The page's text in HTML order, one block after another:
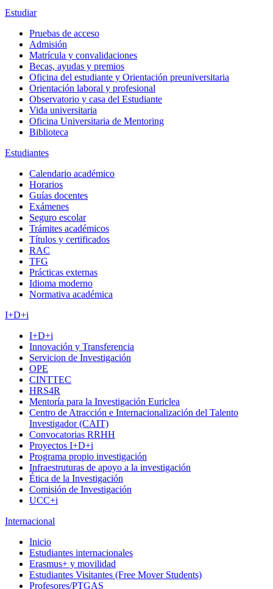
Estudiar
Pruebas de acceso
Admisión
Matrícula y convalidaciones
Becas, ayudas y premios
Oficina del estudiante y Orientación preuniversitaria
Orientación laboral y profesional
Observatorio y casa del Estudiante
Vida universitaria
Oficina Universitaria de Mentoring
Biblioteca
Estudiantes
Calendario académico
Horarios
Guías docentes
Exámenes
Seguro escolar
Trámites académicos
Títulos y certificados
RAC
TFG
Prácticas externas
Idioma moderno
Normativa académica
I+D+i
I+D+i
Innovación y Transferencia
Servicion de Investigación
OPE
CINTTEC
HRS4R
Mentoría para la Investigación Euriclea
Centro de Atracción e Internacionalización del Talento
Investigador (CAIT)
Convocatorias RRHH
Proyectos I+D+i
Programa propio investigación
Infraestruturas de apoyo a la investigación
Ética de la Investigación
Comisión de Investigación
UCC+i
Internacional
Inicio
Estudiantes internacionales
Erasmus+ y movilidad
Estudiantes Visitantes (Free Mover Students)
Profesores/PTGAS